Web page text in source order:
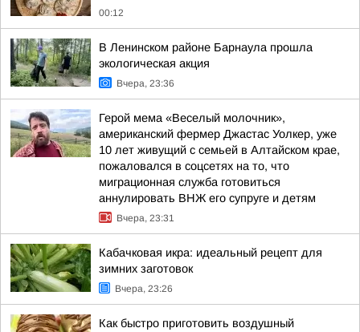
00:12
В Ленинском районе Барнаула прошла
экологическая акция
Вчера, 23:36
Герой мема «Веселый молочник»,
американский фермер Джастас Уолкер, уже
10 лет живущий с семьей в Алтайском крае,
пожаловался в соцсетях на то, что
миграционная служба готовиться
аннулировать ВНЖ его супруге и детям
Вчера, 23:31
Кабачковая икра: идеальный рецепт для
зимних заготовок
Вчера, 23:26
Как быстро приготовить воздушный